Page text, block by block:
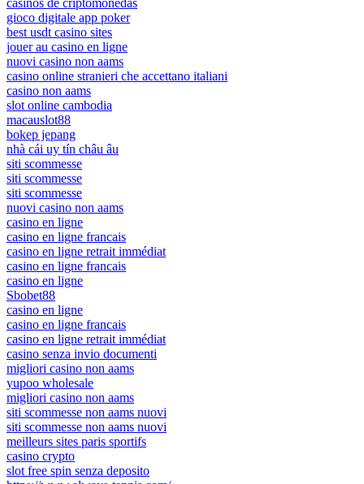
gioco digitale app poker
best usdt casino sites
jouer au casino en ligne
nuovi casino non aams
casino online stranieri che accettano italiani
casino non aams
slot online cambodia
macauslot88
bokep jepang
nhà cái uy tín châu âu
siti scommesse
siti scommesse
siti scommesse
nuovi casino non aams
casino en ligne
casino en ligne francais
casino en ligne retrait immédiat
casino en ligne francais
casino en ligne
Sbobet88
casino en ligne
casino en ligne francais
casino en ligne retrait immédiat
casino senza invio documenti
migliori casino non aams
yupoo wholesale
migliori casino non aams
siti scommesse non aams nuovi
siti scommesse non aams nuovi
meilleurs sites paris sportifs
casino crypto
slot free spin senza deposito